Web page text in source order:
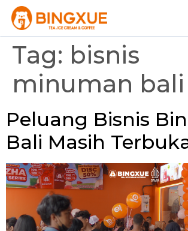
Tag: bisnis
minuman bali
Peluang Bisnis
Bali Masih